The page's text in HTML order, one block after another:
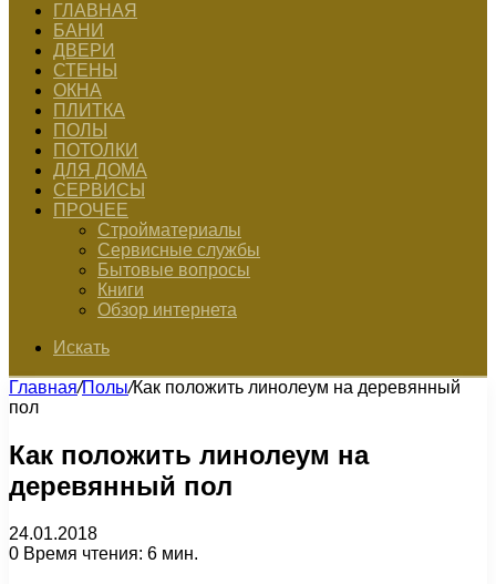
ГЛАВНАЯ
БАНИ
ДВЕРИ
СТЕНЫ
ОКНА
ПЛИТКА
ПОЛЫ
ПОТОЛКИ
ДЛЯ ДОМА
СЕРВИСЫ
ПРОЧЕЕ
Стройматериалы
Сервисные службы
Бытовые вопросы
Книги
Обзор интернета
Искать
Главная/Полы/Как положить линолеум на деревянный
пол
Как положить линолеум на
деревянный пол
24.01.2018
0 Время чтения: 6 мин.